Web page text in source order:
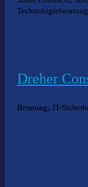
Technologieberatung
Dreher
Beratung, IT-